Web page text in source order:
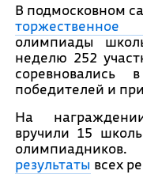
В подмосковном
торжественное
олимпиады
неделю 252
победителей и
На
вручили 15
результаты всех